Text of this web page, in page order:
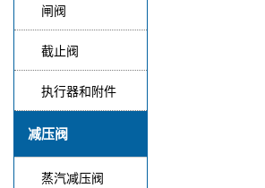
闸阀
截止阀
执行器和附件
减压阀
蒸汽减压阀